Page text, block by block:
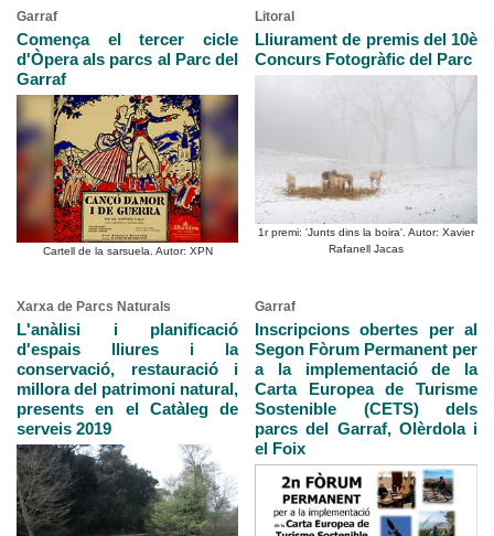
Garraf
Comença el tercer cicle
d'Òpera als parcs al Parc del
Garraf
Cartell de la sarsuela. Autor: XPN
Litoral
Lliurament de premis del 10è
Concurs Fotogràfic del Parc
1r premi: 'Junts dins la boira'. Autor: Xavier
Rafanell Jacas
Xarxa de Parcs Naturals
L'anàlisi i planificació
d'espais lliures i la
conservació, restauració i
millora del patrimoni natural,
presents en el Catàleg de
serveis 2019
Garraf
Inscripcions obertes per al
Segon Fòrum Permanent per
a la implementació de la
Carta Europea de Turisme
Sostenible (CETS) dels
parcs del Garraf, Olèrdola i
el Foix